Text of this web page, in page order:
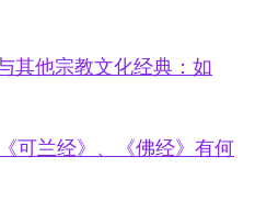
其他宗教文化经典：如
可兰经》、《佛经》有何